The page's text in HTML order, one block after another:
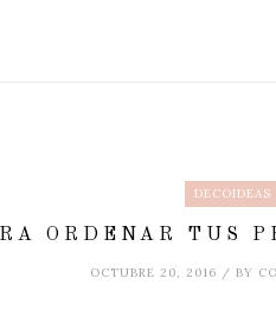
DECOIDEAS
ORDENAR TUS
OCTUBRE 20, 2016 / BY